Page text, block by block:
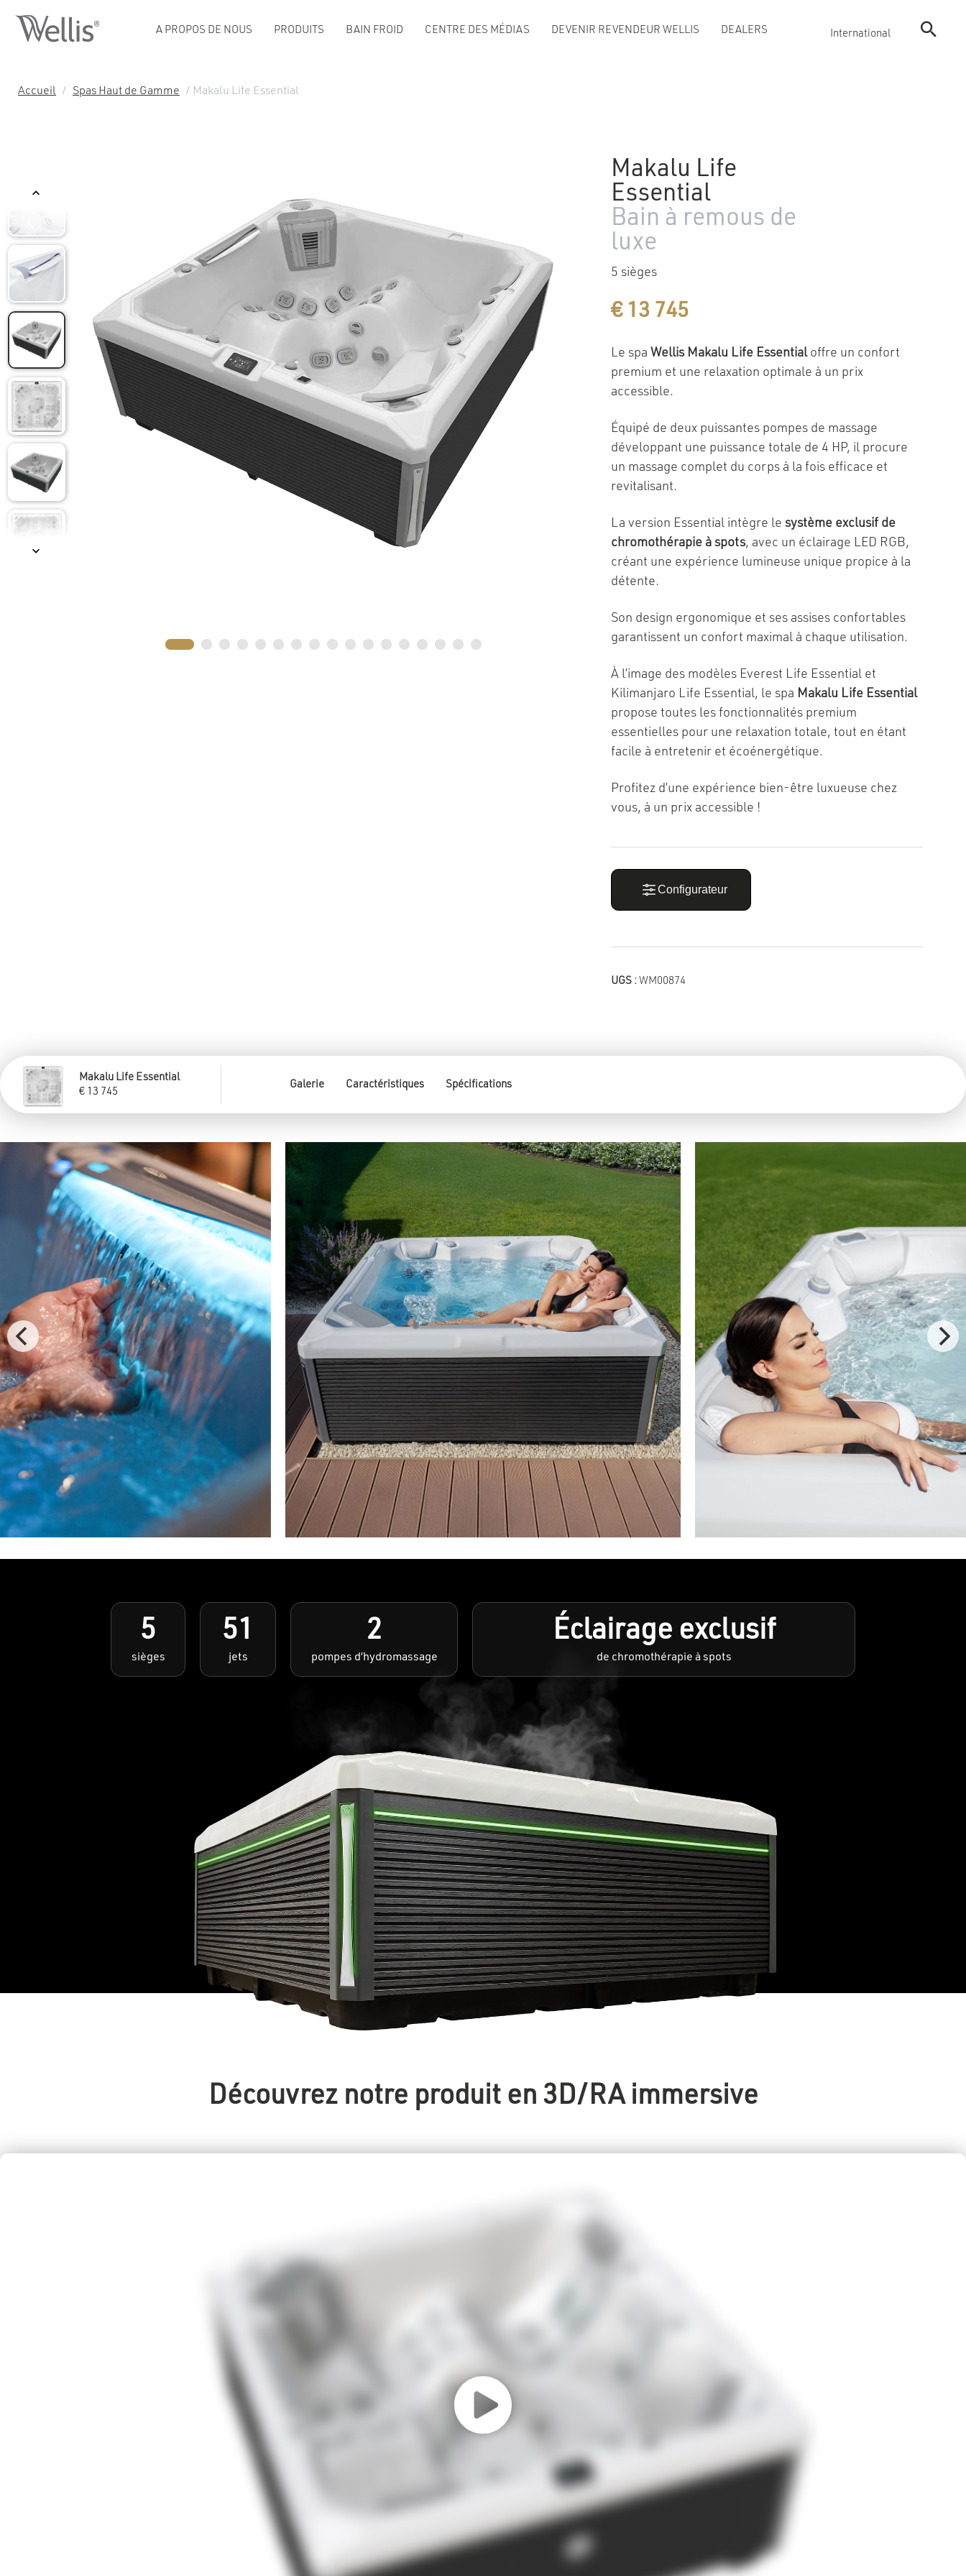
A PROPOS DE NOUS PRODUITS BAIN FROID CENTRE DES MÉDIAS DEVENIR REVENDEUR WELLIS DEALERS International
Accueil / Spas Haut de Gamme / Makalu Life Essential
Makalu Life
Essential
Bain à remous de
luxe
5 sièges
€13 745
Le spa Wellis Makalu Life Essentialoffre un confort
premium et une relaxation optimale à un prix
accessible.
Équipé de deux puissantes pompes de massage
développant une puissance totale de 4 HP, il procure
un massage complet du corps à la fois efficace et
revitalisant.
La version Essential intègre le système exclusif de
chromothérapie à spots, avec un éclairage LED RGB,
créant une expérience lumineuse unique propice à la
détente.
Son design ergonomique et ses assises confortables
garantissent un confort maximal à chaque utilisation.
À l’image des modèles Everest Life Essential et
Kilimanjaro Life Essential, le spa Makalu Life Essential
propose toutes les fonctionnalités premium
essentielles pour une relaxation totale, tout en étant
facile à entretenir et écoénergétique.
Profitez d’une expérience bien-être luxueuse chez
vous, à un prix accessible !
Configurateur
UGS : WM00874
Makalu Life Essential
€ 13 745
Galerie Caractéristiques Spécifications
5
sièges
51
jets
2
pompes d’hydromassage
Éclairage exclusif
de chromothérapie à spots
Découvrez notre produit en 3D/RA immersive